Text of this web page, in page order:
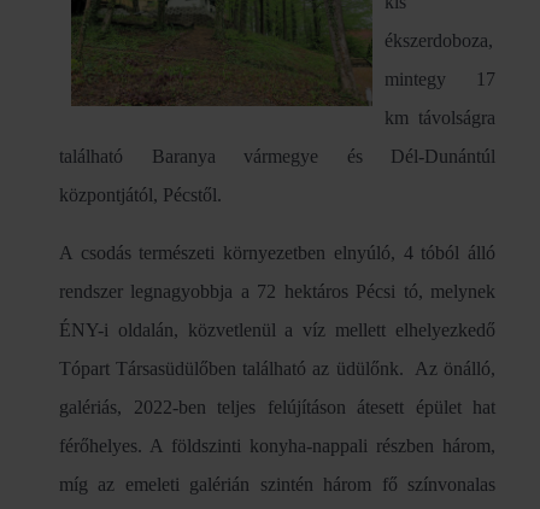
ékszerdoboza,
mintegy 17
km távolságra
található Baranya vármegye és Dél-Dunántúl
központjától, Pécstől.
A csodás természeti környezetben elnyúló, 4 tóból álló
rendszer legnagyobbja a 72 hektáros Pécsi tó, melynek
ÉNY-i oldalán, közvetlenül a víz mellett elhelyezkedő
Tópart Társasüdülőben található az üdülőnk. Az önálló,
galériás, 2022-ben teljes felújításon átesett épület hat
férőhelyes. A földszinti konyha-nappali részben három,
míg az emeleti galérián szintén három fő színvonalas